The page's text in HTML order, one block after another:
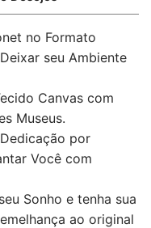
no Formato
seu Ambiente
Canvas com
Museus.
por
Você com
Sonho e tenha sua
ao original